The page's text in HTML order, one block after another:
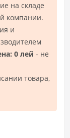
на складе
компании.
и
0 лей - не
товара,